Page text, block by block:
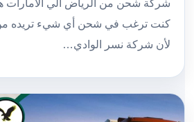
شركة شحن من الرياض الي
كنت ترغب في شحن أي شيء تريده من
لأن شركة نسر الوادي…